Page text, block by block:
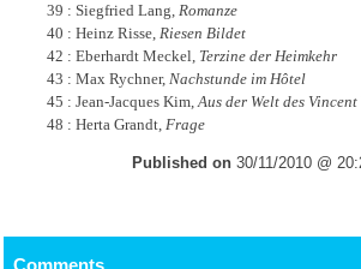
39 : Siegfried Lang,Romanze
40 : Heinz Risse,Riesen Bildet
42 : Eberhardt Meckel, Terzine der Heimkehr
43 : Max Rychner,Nachstunde im Hôtel
45 : Jean-Jacques Kim,Aus der Welt des
48 : Herta Grandt,Frage
Published on 30/11/2010 @
Comments